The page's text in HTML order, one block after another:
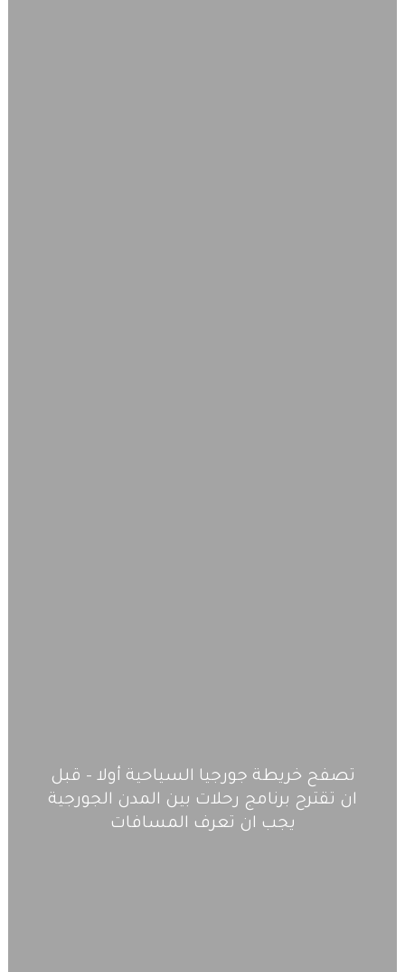
تصفح خريطة جورجيا السياحية أولا – قبل
ان تقترح برنامج رحلات بين المدن الجورجية
يجب ان تعرف المسافات